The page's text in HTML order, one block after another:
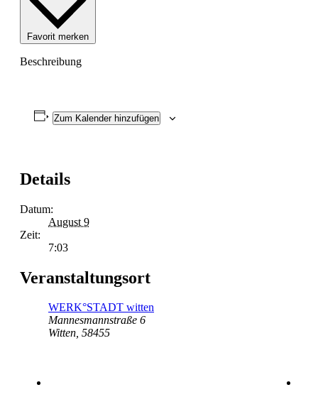
Favorit merken
Beschreibung
Zum Kalender hinzufügen
Details
Datum:
August 9
Zeit:
7:03
Veranstaltungsort
WERK°STADT witten
Mannesmannstraße 6
Witten, 58455